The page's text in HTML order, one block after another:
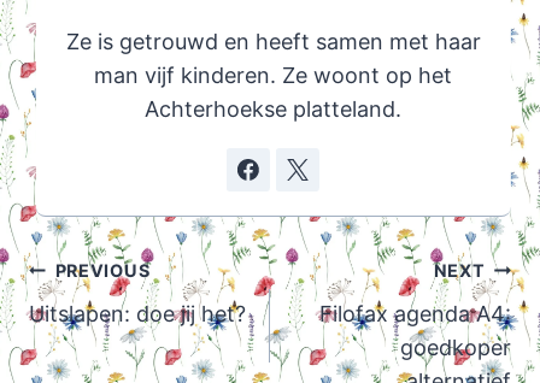
Ze is getrouwd en heeft samen met haar
man vijf kinderen. Ze woont op het
Achterhoekse platteland.
Post
navigation
PREVIOUS
Uitslapen: doe jij het?
NEXT
Filofax agenda A4:
goedkoper